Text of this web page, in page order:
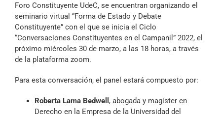
Foro Constituyente UdeC, se encuentran organizando el
seminario virtual “Forma de Estado y Debate
Constituyente” con el que se inicia el Ciclo
“Conversaciones Constituyentes en el Campanil” 2022, el
próximo miércoles 30 de marzo, a las 18 horas, a través
de la plataforma zoom.
Para esta conversación, el panel estará compuesto por:
Roberta Lama Bedwell , abogada y magister en
Derecho en la Empresa de la Universidad del